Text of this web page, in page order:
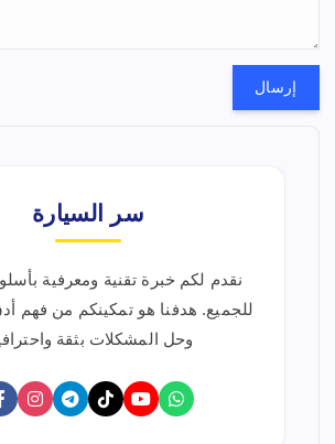
سر السيارة
نقدم لكم خبرة تقنية ومعرفية
للجميع. هدفنا هو تمكينكم من فهم
وحل المشكلات بثقة